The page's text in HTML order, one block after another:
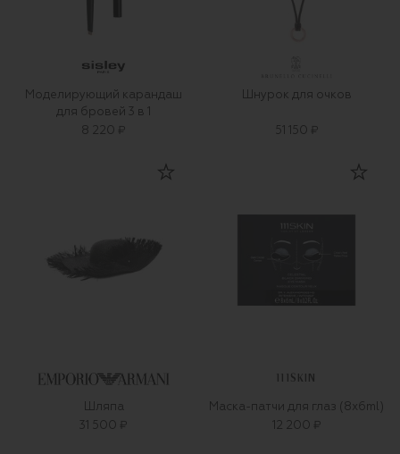
Моделирующий карандаш
для бровей 3 в 1
8 220 ₽
Шнурок для очков
51 150 ₽
Шляпа
31 500 ₽
111SKIN
Маска-патчи для глаз (8x6ml)
12 200 ₽